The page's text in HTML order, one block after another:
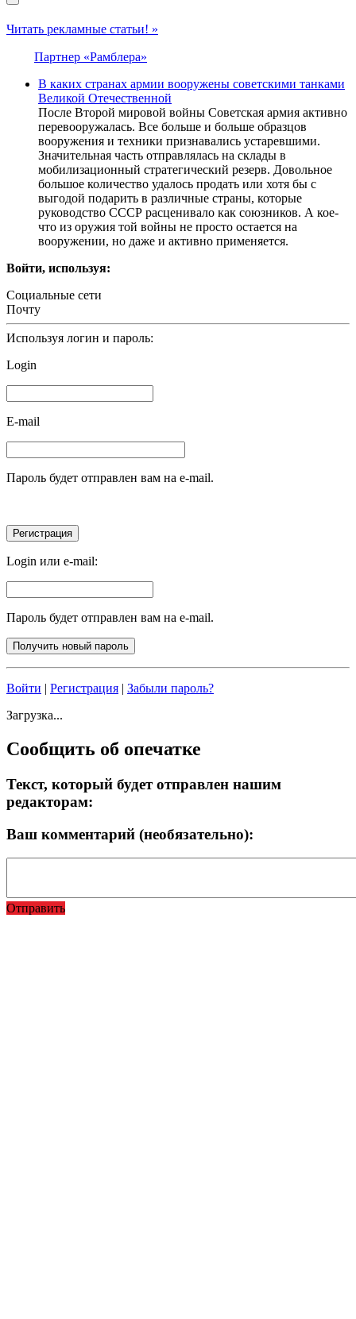
Читать рекламные статьи! »
Партнер «Рамблера»
В каких странах армии вооружены советскими танками
Великой Отечественной
После Второй мировой войны Советская армия активно
перевооружалась. Все больше и больше образцов
вооружения и техники признавались устаревшими.
Значительная часть отправлялась на склады в
мобилизационный стратегический резерв. Довольное
большое количество удалось продать или хотя бы с
выгодой подарить в различные страны, которые
руководство СССР расценивало как союзников. А кое-
что из оружия той войны не просто остается на
вооружении, но даже и активно применяется.
Войти, используя:
Социальные сети
Почту
Используя логин и пароль:
Login
E-mail
Пароль будет отправлен вам на e-mail.
Login или e-mail:
Пароль будет отправлен вам на e-mail.
Войти | Регистрация | Забыли пароль?
Загрузка...
Сообщить об опечатке
Текст, который будет отправлен нашим
редакторам:
Ваш комментарий (необязательно):
Отправить